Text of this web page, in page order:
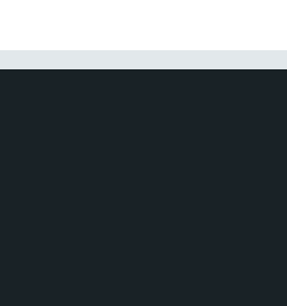
ロースを遂げるAmazon Payのセ
なる。2024年、ラクスル株式会